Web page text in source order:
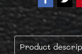
Product